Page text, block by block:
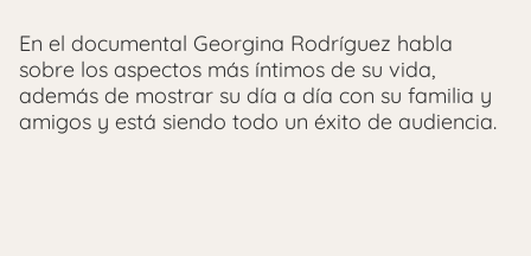
En el documental Georgina Rodríguez habla
sobre los aspectos más íntimos de su vida,
además de mostrar su día a día con su familia y
amigos y está siendo todo un éxito de audiencia.